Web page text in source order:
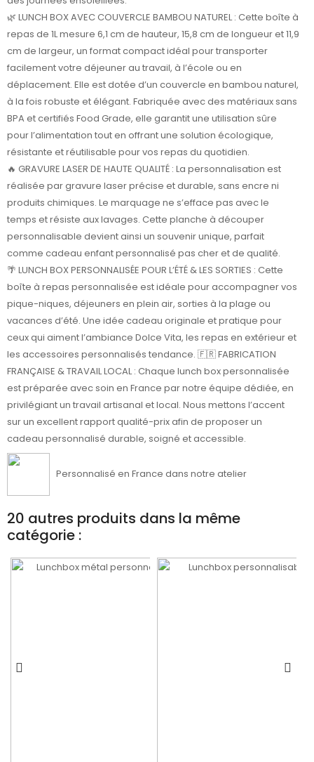
🌿 LUNCH BOX AVEC COUVERCLE BAMBOU NATUREL : Cette boîte à
repas de 1L mesure 6,1 cm de hauteur, 15,8 cm de longueur et 11,9
cm de largeur, un format compact idéal pour transporter
facilement votre déjeuner au travail, à l’école ou en
déplacement. Elle est dotée d’un couvercle en bambou naturel,
à la fois robuste et élégant. Fabriquée avec des matériaux sans
BPA et certifiés Food Grade, elle garantit une utilisation sûre
pour l’alimentation tout en offrant une solution écologique,
résistante et réutilisable pour vos repas du quotidien.
🔥 GRAVURE LASER DE HAUTE QUALITÉ : La personnalisation est
réalisée par gravure laser précise et durable, sans encre ni
produits chimiques. Le marquage ne s’efface pas avec le
temps et résiste aux lavages. Cette planche à découper
personnalisable devient ainsi un souvenir unique, parfait
comme cadeau enfant personnalisé pas cher et de qualité.
🌴 LUNCH BOX PERSONNALISÉE POUR L’ÉTÉ & LES SORTIES : Cette
boîte à repas personnalisée est idéale pour accompagner vos
pique-niques, déjeuners en plein air, sorties à la plage ou
vacances d’été. Une idée cadeau originale et pratique pour
ceux qui aiment l’ambiance Dolce Vita, les repas en extérieur et
les accessoires personnalisés tendance. 🇫🇷 FABRICATION
FRANÇAISE & TRAVAIL LOCAL : Chaque lunch box personnalisée
est préparée avec soin en France par notre équipe dédiée, en
privilégiant un travail artisanal et local. Nous mettons l’accent
sur un excellent rapport qualité-prix afin de proposer un
cadeau personnalisé durable, soigné et accessible.
Personnalisé en France dans notre atelier
20 autres produits dans la même
catégorie :